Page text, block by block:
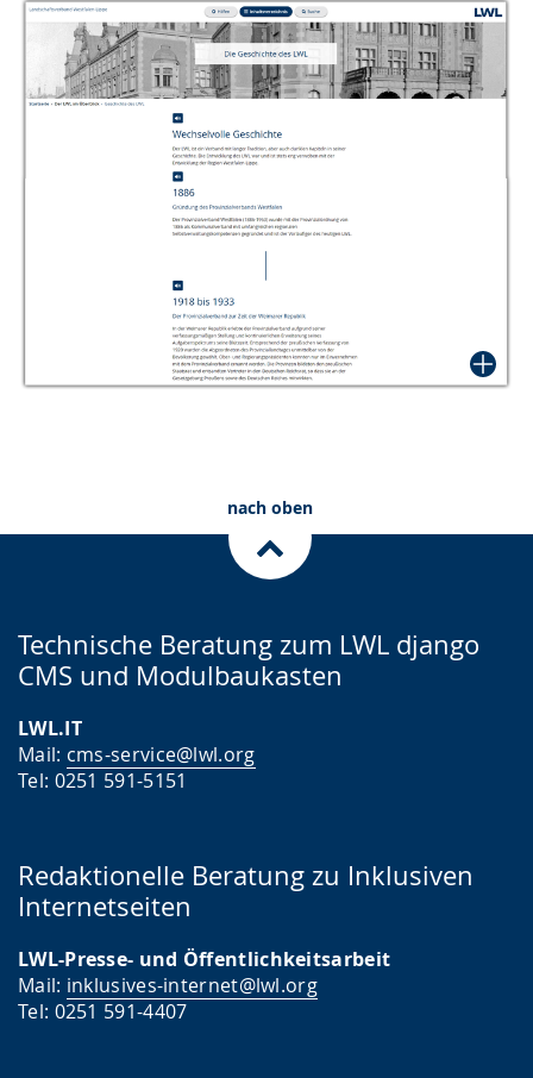
nach oben
Technische Beratung zum LWL django
CMS und Modulbaukasten
LWL.IT
Mail: cms-service@lwl.org
Tel: 0251 591-5151
Redaktionelle Beratung zu Inklusiven
Internetseiten
LWL-Presse- und Öffentlichkeitsarbeit
Mail: inklusives-internet@lwl.org
Tel: 0251 591-4407